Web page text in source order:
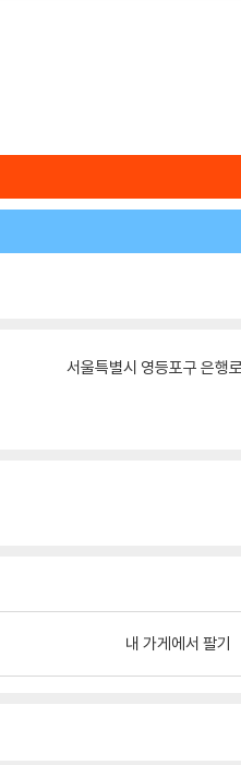
서울특별시 영등포구 은행
내 가게에서 팔기